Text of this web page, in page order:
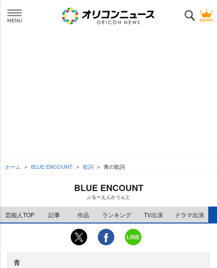
ホーム BLUE ENCOUNT 歌詞 青の歌詞
BLUE ENCOUNT
ぶるーえんかうんと
芸能人TOP 記事 作品 ランキング TV出演 ドラマ出演
青